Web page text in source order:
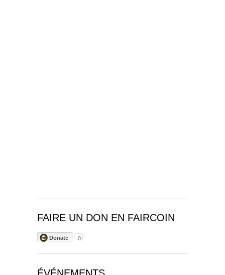
FAIRE UN DON EN FAIRCOIN
Donate 0